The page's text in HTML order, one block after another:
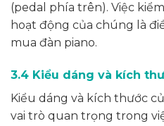
(pedal phía trên). Việc
hoạt động của chúng là
mua đàn piano.
3.4 Kiểu dáng và kích
Kiểu dáng và kích thước
vai trò quan trọng trong